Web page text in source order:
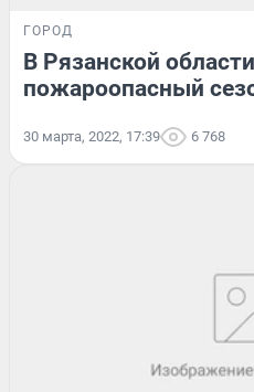
ГОРОД
В Рязанской
пожароопасный
30 марта, 2022, 17:39 6 768